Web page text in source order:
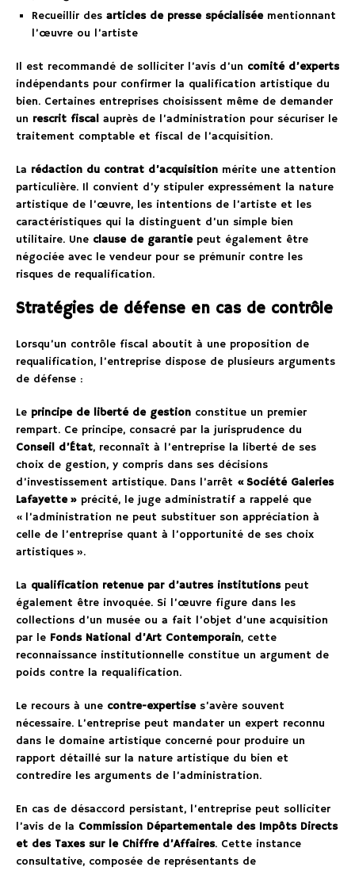
Recueillir des articles de presse spécialiséementionnant
l’œuvre ou l’artiste
Il est recommandé de solliciter l’avis d’un comité d’experts
indépendants pour confirmer la qualification artistique du
bien. Certaines entreprises choisissent même de demander
un rescrit fiscal auprès de l’administration pour sécuriser le
traitement comptable et fiscal de l’acquisition.
La rédaction du contrat d’acquisition mérite une attention
particulière. Il convient d’y stipuler expressément la nature
artistique de l’œuvre, les intentions de l’artiste et les
caractéristiques qui la distinguent d’un simple bien
utilitaire. Une clause de garantiepeut également être
négociée avec le vendeur pour se prémunir contre les
risques de requalification.
Stratégies de défense en cas de contrôle
Lorsqu’un contrôle fiscal aboutit à une proposition de
requalification, l’entreprise dispose de plusieurs arguments
de défense :
Le principe de liberté de gestion constitue un premier
rempart. Ce principe, consacré par la jurisprudence du
Conseil d’État, reconnaît à l’entreprise la liberté de ses
choix de gestion, y compris dans ses décisions
d’investissement artistique. Dans l’arrêt « Société Galeries
Lafayette » précité, le juge administratif a rappelé que
« l’administration ne peut substituer son appréciation à
celle de l’entreprise quant à l’opportunité de ses choix
artistiques ».
La qualification retenue par d’autres institutionspeut
également être invoquée. Si l’œuvre figure dans les
collections d’un musée ou a fait l’objet d’une acquisition
par le Fonds National d’Art Contemporain, cette
reconnaissance institutionnelle constitue un argument de
poids contre la requalification.
Le recours à une contre-expertises’avère souvent
nécessaire. L’entreprise peut mandater un expert reconnu
dans le domaine artistique concerné pour produire un
rapport détaillé sur la nature artistique du bien et
contredire les arguments de l’administration.
En cas de désaccord persistant, l’entreprise peut solliciter
l’avis de la Commission Départementale des Impôts Directs
et des Taxes sur le Chiffre d’Affaires. Cette instance
consultative, composée de représentants de